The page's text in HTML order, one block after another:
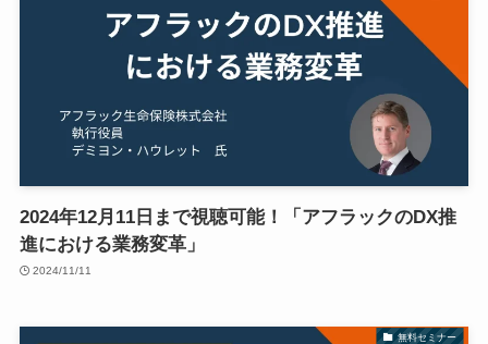
2024年12月11日まで視聴可能！「アフラックのDX推
進における業務変革」
2024/11/11
無料セミナー